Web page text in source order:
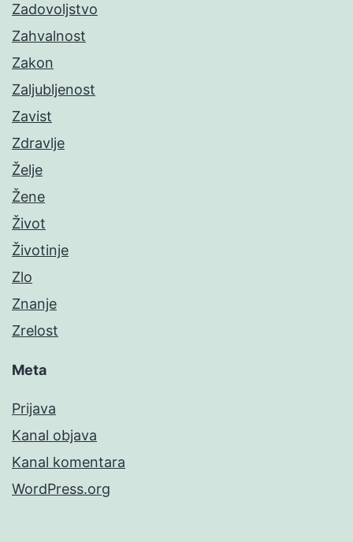
Zadovoljstvo
Zahvalnost
Zakon
Zaljubljenost
Zavist
Zdravlje
Želje
Žene
Život
Životinje
Zlo
Znanje
Zrelost
Meta
Prijava
Kanal objava
Kanal komentara
WordPress.org